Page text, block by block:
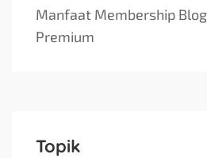
Manfaat Membership
Premium
Topik